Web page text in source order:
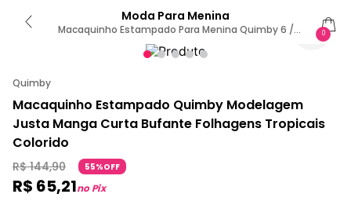
Moda Para Menina
Macaquinho Estampado Para Menina Quimby 6 /
0
Quimby
Macaquinho Estampado Quimby Modelagem
Justa Manga Curta Bufante Folhagens Tropicais
Colorido
R$ 144,90 55%OFF
R$ 65,21no Pix